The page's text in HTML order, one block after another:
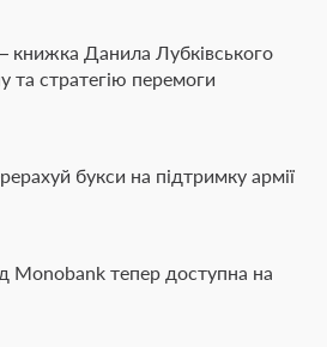
книжка Данила Лубківського
та стратегію перемоги
букси на підтримку армії
Monobank тепер доступна на